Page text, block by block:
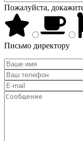
Пожалуйста,
Письмо директору